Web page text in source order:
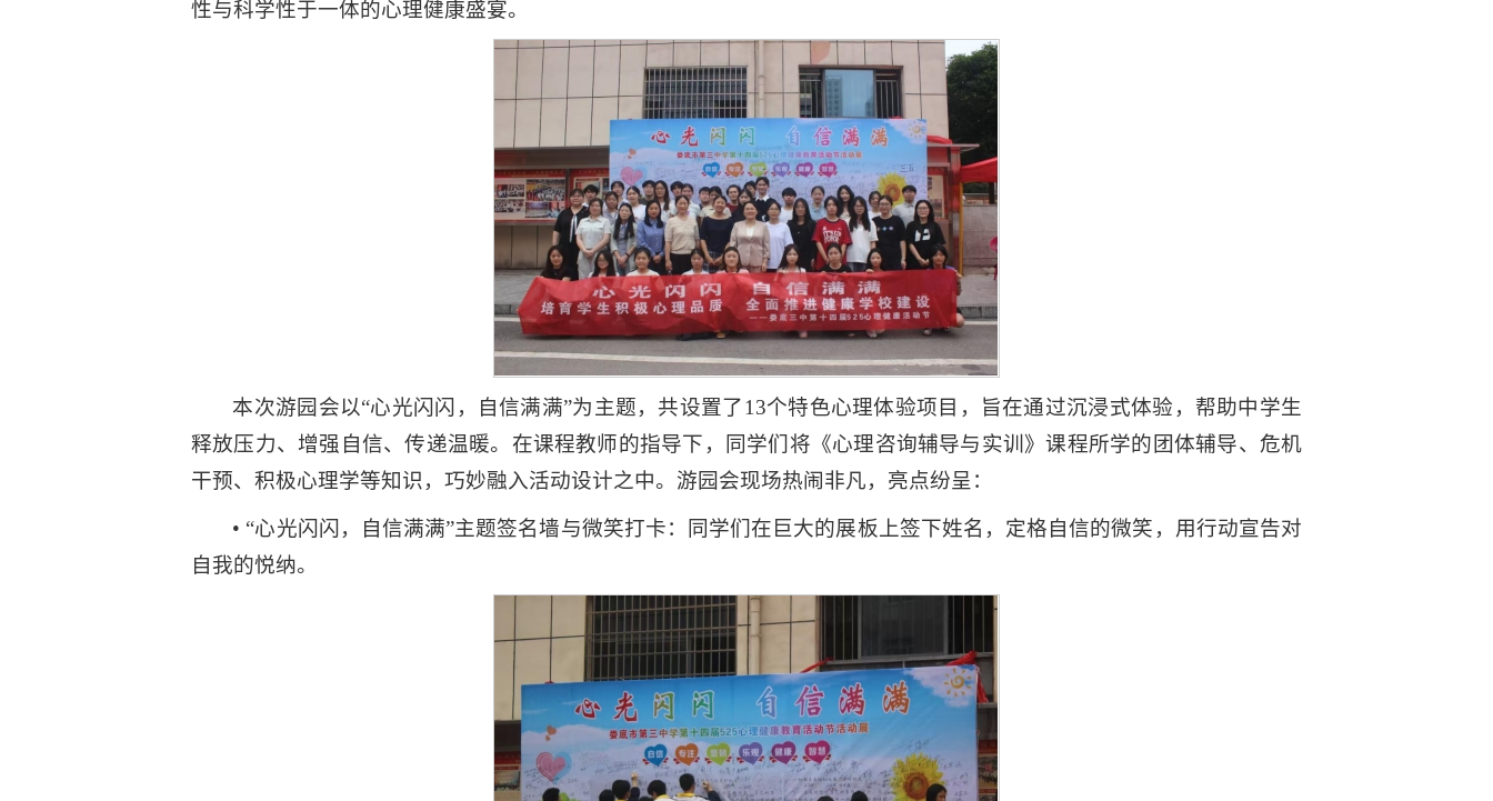
性与科学性于一体的心理健康盛宴。
本次游园会以“心光闪闪，自信满满”为主题，共设置了13个特色心理体验项目，旨在通过沉浸式体验，帮助中学生
释放压力、增强自信、传递温暖。在课程教师的指导下，同学们将《心理咨询辅导与实训》课程所学的团体辅导、危机
干预、积极心理学等知识，巧妙融入活动设计之中。游园会现场热闹非凡，亮点纷呈：
• “心光闪闪，自信满满”主题签名墙与微笑打卡：同学们在巨大的展板上签下姓名，定格自信的微笑，用行动宣告对
自我的悦纳。